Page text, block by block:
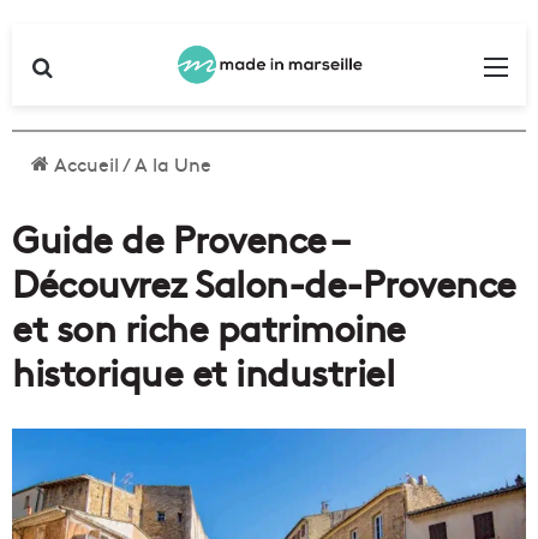
Accueil/A la Une
Guide de Provence –
Découvrez Salon-de-Provence
et son riche patrimoine
historique et industriel